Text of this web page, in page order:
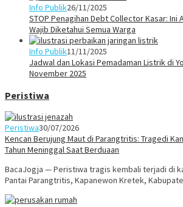
Info Publik26/11/2025
STOP Penagihan Debt Collector Kasar: Ini
Wajib Diketahui Semua Warga
Info Publik11/11/2025
Jadwal dan Lokasi Pemadaman Listrik di
November 2025
Peristiwa
Peristiwa30/07/2026
Kencan Berujung Maut di Parangtritis: Tragedi
Tahun Meninggal Saat Berduaan
BacaJogja — Peristiwa tragis kembali terjadi di
Pantai Parangtritis, Kapanewon Kretek,